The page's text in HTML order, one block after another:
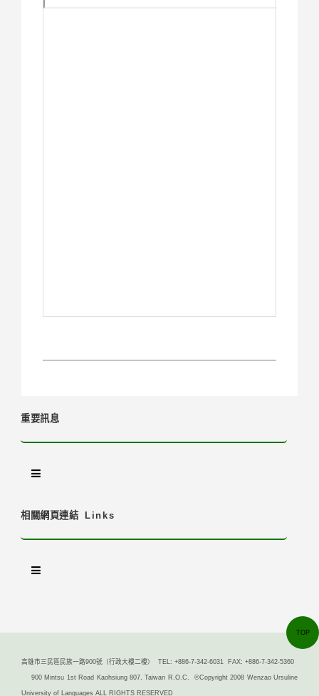
重要訊息
相關網頁連結 Links
高雄市三民區民族一路900號（行政大樓二樓） TEL: +886-7-342-6031 FAX: +886-7-342-5360
900 Mintsu 1st Road Kaohsiung 807, Taiwan R.O.C. ©Copyright 2008 Wenzao Ursuline
University of Languages ALL RIGHTS RESERVED
TOP